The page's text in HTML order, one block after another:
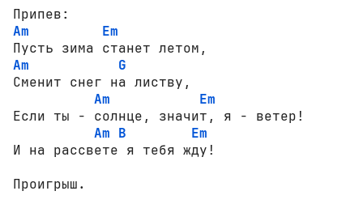
Am
Em
Am
G
Сменит снег на листву,
Am
Em
Если ты - солнце, значит, я - ветер!
Am B
Em
И на рассвете я тебя жду!
Проигрыш.